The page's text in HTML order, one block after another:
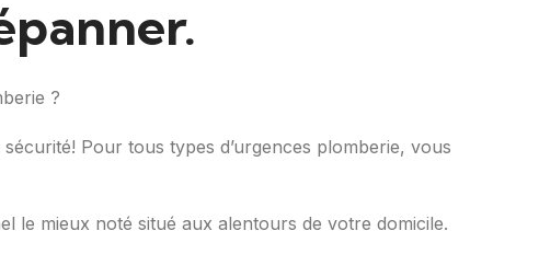
?
Pour tous types d’urgences plomberie, vous
le mieux noté situé aux alentours de votre domicile.